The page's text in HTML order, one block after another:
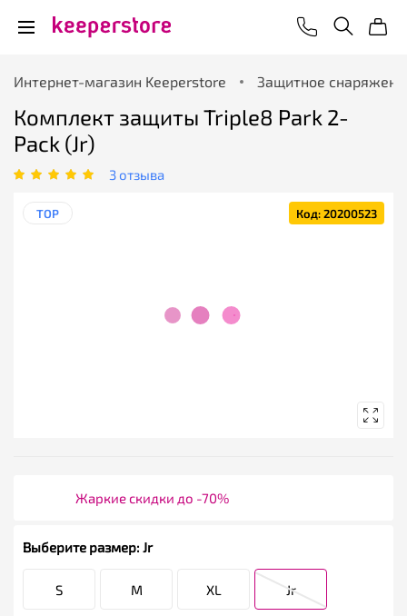
Интернет-магазин Keeperstore Защитное
Комплект защиты Triple8 Park 2-
Pack (Jr)
3 отзыва
TOP Код: 20200523
Жаркие скидки до -70%
Выберите размер: Jr
S M XL Jr